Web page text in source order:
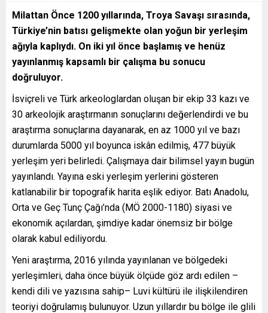
Milattan Önce 1200 yıllarında, Troya Savaşı sırasında,
Türkiye’nin batısı gelişmekte olan yoğun bir yerleşim
ağıyla kaplıydı. On iki yıl önce başlamış ve henüz
yayınlanmış kapsamlı bir çalışma bu sonucu
doğruluyor.
İsviçreli ve Türk arkeologlardan oluşan bir ekip 33 kazı ve
30 arkeolojik araştırmanın sonuçlarını değerlendirdi ve bu
araştırma sonuçlarına dayanarak, en az 1000 yıl ve bazı
durumlarda 5000 yıl boyunca iskân edilmiş, 477 büyük
yerleşim yeri belirledi. Çalışmaya dair bilimsel yayın bugün
yayınlandı. Yayına eski yerleşim yerlerini gösteren
katlanabilir bir topografik harita eşlik ediyor. Batı Anadolu,
Orta ve Geç Tunç Çağı’nda (MÖ 2000-1180) siyasi ve
ekonomik açılardan, şimdiye kadar önemsiz bir bölge
olarak kabul ediliyordu.
Yeni araştırma, 2016 yılında yayınlanan ve bölgedeki
yerleşimleri, daha önce büyük ölçüde göz ardı edilen –
kendi dili ve yazısına sahip– Luvi kültürü ile ilişkilendiren
teoriyi doğrulamış bulunuyor. Uzun yıllardır bu bölge ile glili